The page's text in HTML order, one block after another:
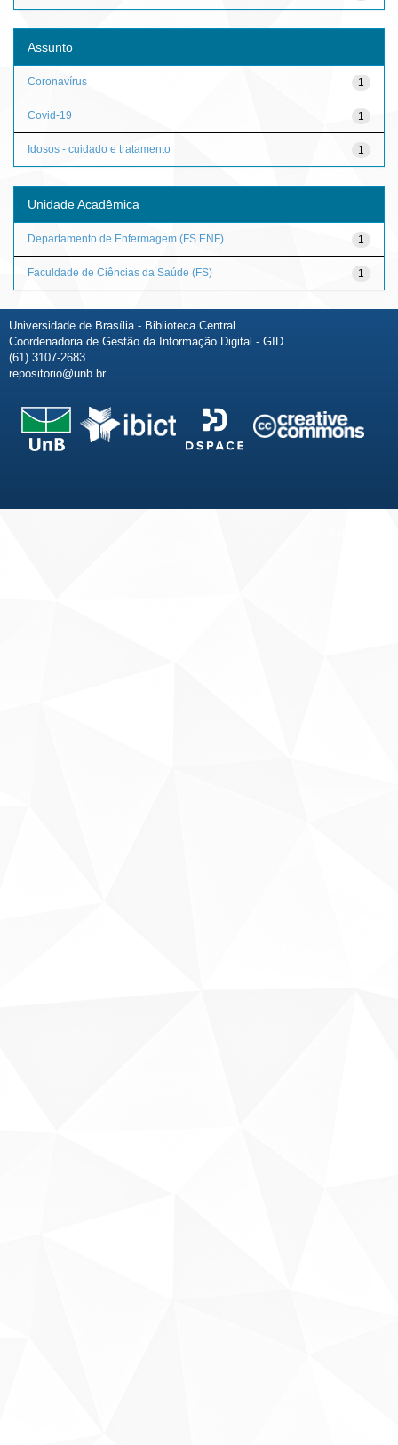
Assunto
1
Coronavírus
1
Covid-19
1
Idosos - cuidado e tratamento
Unidade Acadêmica
1
Departamento de Enfermagem (FS ENF)
1
Faculdade de Ciências da Saúde (FS)
Universidade de Brasília - Biblioteca Central
Coordenadoria de Gestão da Informação Digital - GID
(61) 3107-2683
repositorio@unb.br